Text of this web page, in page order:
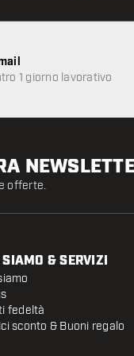
1 giorno lavorativo
offerte.
& SERVIZI
fedeltà
sconto & Buoni regalo